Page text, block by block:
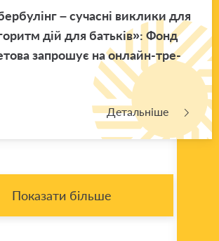
– су­ча­сні ви­кли­ки для
дій для ба­тьків»: Фонд
за­про­шує на он­лайн-тре­
Детальніше
Показати більше